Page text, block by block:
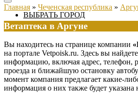
ВЫБРАТЬ ГОРОД
Главная » Чеченская республика »
Ветаптека в Аргуне
Вы находитесь на странице компании
на портале Vetpoisk.ru. Здесь вы
информацию, включая адрес, телефон,
проезда и ближайшую остановку
момент компания предлагает какие-
информация о них также будет указана